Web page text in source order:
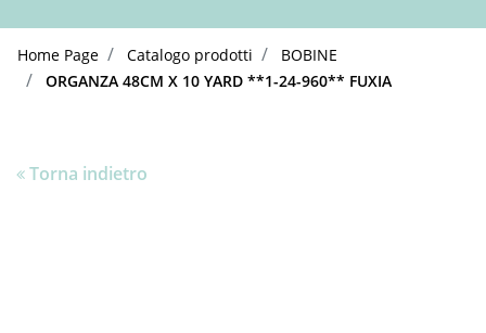
Home Page Catalogo prodotti
BOBINE
ORGANZA 48CM X 10 YARD **1-24-960** FUXIA
Torna indietro